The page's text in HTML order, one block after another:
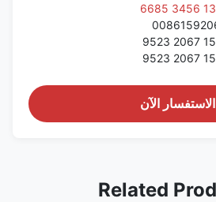
الاستفسار الآن
Related